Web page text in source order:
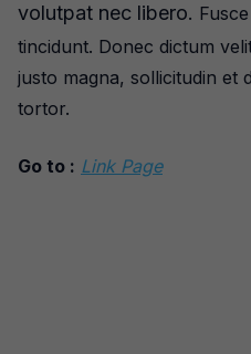
volutpat nec libero.
tincidunt. Donec dictum
justo magna, sollicitudin et
tortor.
Go to : Link Page